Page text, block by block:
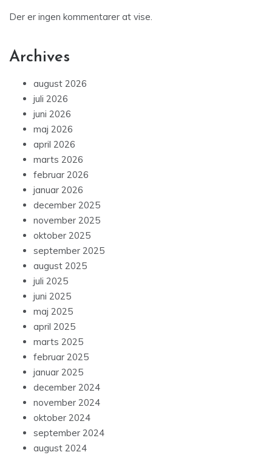
Der er ingen kommentarer at vise.
Archives
august 2026
juli 2026
juni 2026
maj 2026
april 2026
marts 2026
februar 2026
januar 2026
december 2025
november 2025
oktober 2025
september 2025
august 2025
juli 2025
juni 2025
maj 2025
april 2025
marts 2025
februar 2025
januar 2025
december 2024
november 2024
oktober 2024
september 2024
august 2024